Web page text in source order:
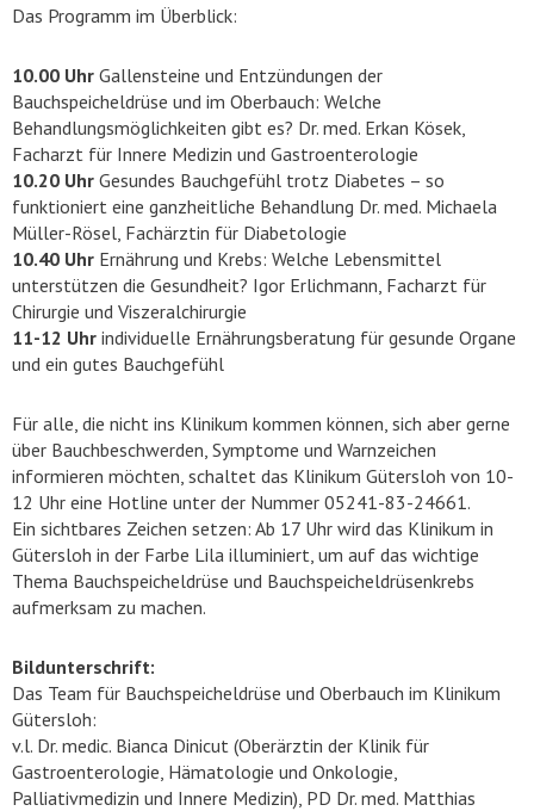
Das Programm im Überblick:
10.00 Uhr Gallensteine und Entzündungen der
Bauchspeicheldrüse und im Oberbauch: Welche
Behandlungsmöglichkeiten gibt es? Dr. med. Erkan Kösek,
Facharzt für Innere Medizin und Gastroenterologie
10.20 Uhr Gesundes Bauchgefühl trotz Diabetes – so
funktioniert eine ganzheitliche Behandlung Dr. med. Michaela
Müller-Rösel, Fachärztin für Diabetologie
10.40 Uhr Ernährung und Krebs: Welche Lebensmittel
unterstützen die Gesundheit? Igor Erlichmann, Facharzt für
Chirurgie und Viszeralchirurgie
11-12 Uhr individuelle Ernährungsberatung für gesunde Organe
und ein gutes Bauchgefühl
Für alle, die nicht ins Klinikum kommen können, sich aber gerne
über Bauchbeschwerden, Symptome und Warnzeichen
informieren möchten, schaltet das Klinikum Gütersloh von 10-
12 Uhr eine Hotline unter der Nummer 05241-83-24661.
Ein sichtbares Zeichen setzen: Ab 17 Uhr wird das Klinikum in
Gütersloh in der Farbe Lila illuminiert, um auf das wichtige
Thema Bauchspeicheldrüse und Bauchspeicheldrüsenkrebs
aufmerksam zu machen.
Bildunterschrift:
Das Team für Bauchspeicheldrüse und Oberbauch im Klinikum
Gütersloh:
v.l. Dr. medic. Bianca Dinicut (Oberärztin der Klinik für
Gastroenterologie, Hämatologie und Onkologie,
Palliativmedizin und Innere Medizin), PD Dr. med. Matthias